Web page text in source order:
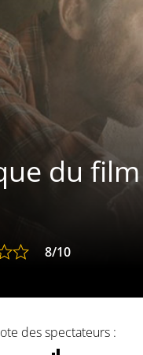
du
8/10
des spectateurs :